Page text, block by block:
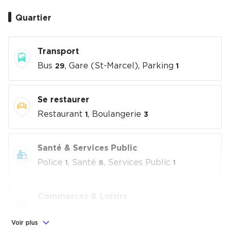
Quartier
Transport
Bus 29, Gare (St-Marcel), Parking 1
Se restaurer
Restaurant 1 , Boulangerie 3
Santé & Services Public
Police 1 , Santé 8, Services Public 1
Voir plus